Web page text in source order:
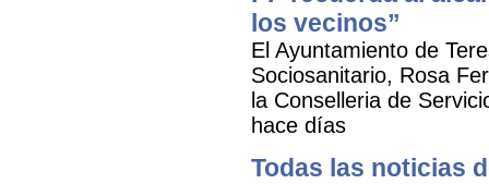
los vecinos”
El Ayuntamiento de
Sociosanitario, Rosa
la Conselleria de
hace días
Todas las noticias